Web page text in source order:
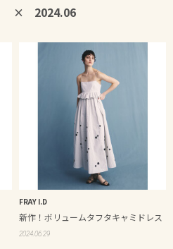
× 2024.06
FRAY I.D
新作！ボリュームタフタキャミドレス
2024.06.29